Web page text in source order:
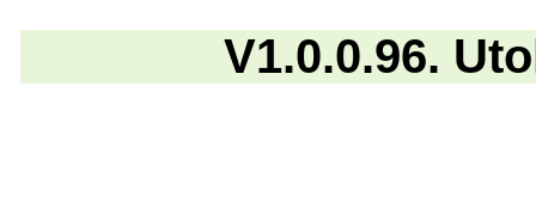
V1.0.0.96.